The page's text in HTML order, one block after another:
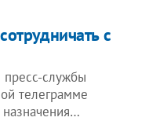
с
службы
телеграмме